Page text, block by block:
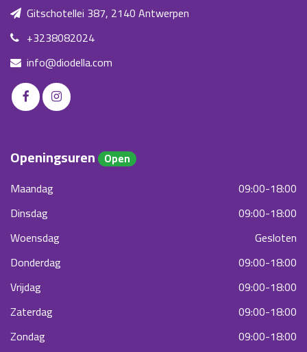
Gitschotellei 387, 2140 Antwerpen
+3238082024
info@diodella.com
Openingsuren Open
Maandag
09:00-18:00
Dinsdag
09:00-18:00
Woensdag
Gesloten
Donderdag
09:00-18:00
Vrijdag
09:00-18:00
Zaterdag
09:00-18:00
Zondag
09:00-18:00